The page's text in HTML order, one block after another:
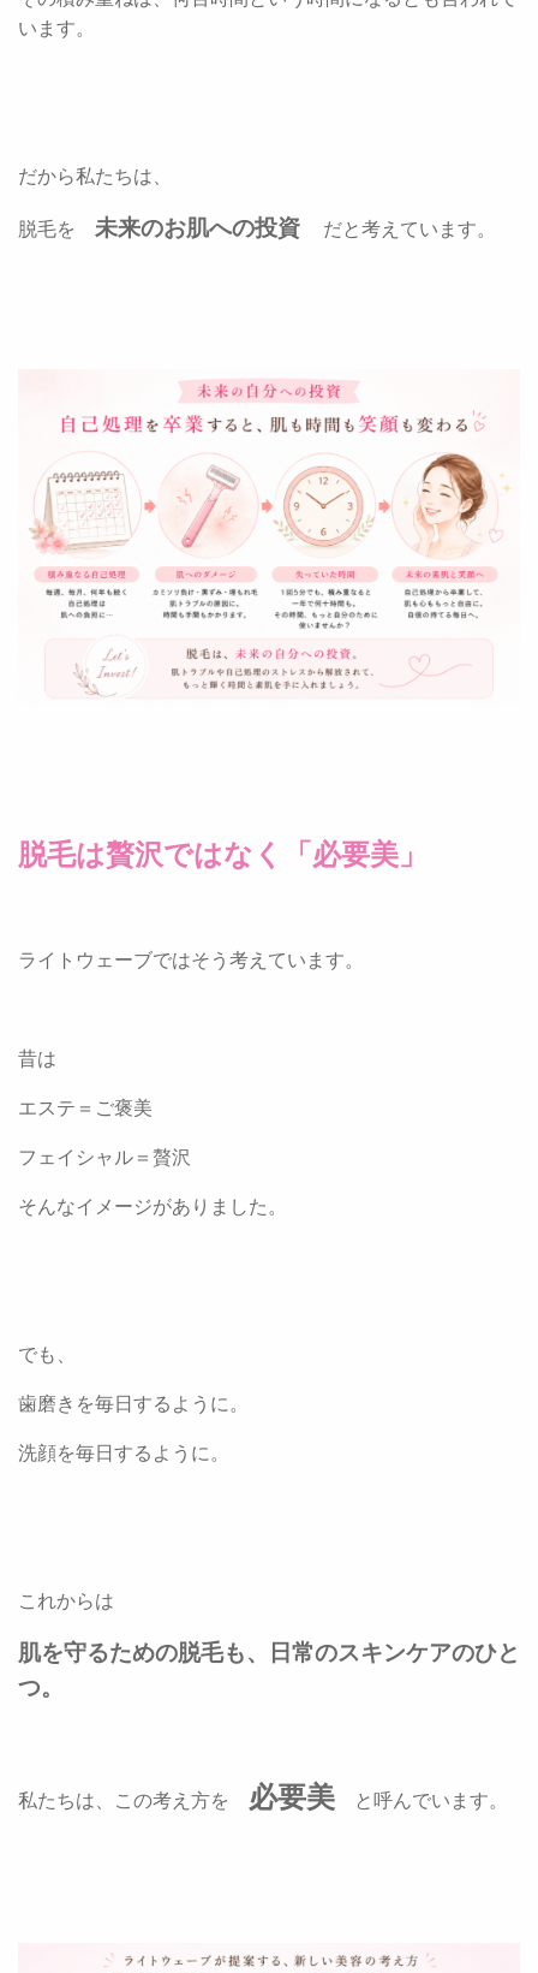
います。
だから私たちは、
脱毛を 未来のお肌への投資 だと考えています。
脱毛は贅沢ではなく「必要美」
ライトウェーブではそう考えています。
昔は
エステ＝ご褒美
フェイシャル＝贅沢
そんなイメージがありました。
でも、
歯磨きを毎日するように。
洗顔を毎日するように。
これからは
肌を守るための脱毛も、日常のスキンケアのひと
つ。
私たちは、この考え方を 必要美 と呼んでいます。